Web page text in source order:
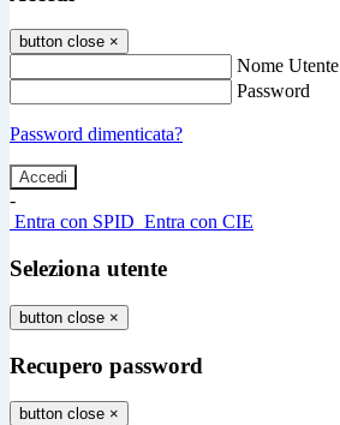
button close ×
Nome Utente
Password
Password dimenticata?
-
Entra con SPID Entra con CIE
Seleziona utente
button close ×
Recupero password
button close ×